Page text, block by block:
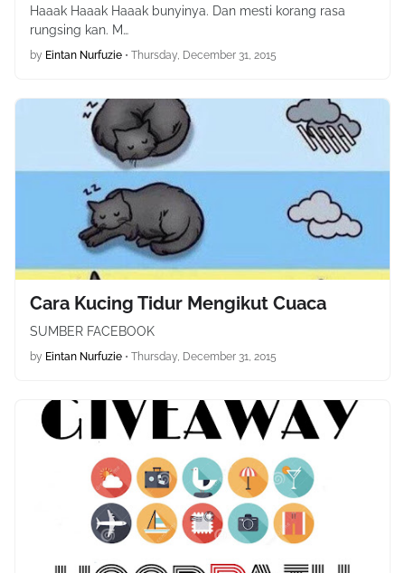
Haaak Haaak Haaak bunyinya. Dan mesti korang rasa
rungsing kan. M…
by Eintan Nurfuzie • Thursday, December 31, 2015
Cara Kucing Tidur Mengikut Cuaca
SUMBER FACEBOOK
by Eintan Nurfuzie • Thursday, December 31, 2015